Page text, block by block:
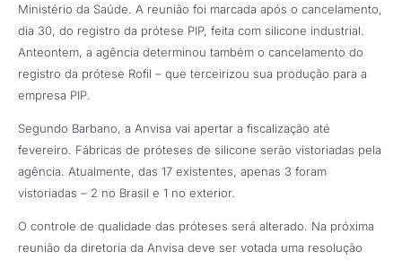
Ministério da Saúde. A reunião foi marcada após o cancelamento,
dia 30, do registro da prótese PIP, feita com silicone industrial.
Anteontem, a agência determinou também o cancelamento do
registro da prótese Rofil – que terceirizou sua produção para a
empresa PIP.
Segundo Barbano, a Anvisa vai apertar a fiscalização até
fevereiro. Fábricas de próteses de silicone serão vistoriadas pela
agência. Atualmente, das 17 existentes, apenas 3 foram
vistoriadas – 2 no Brasil e 1 no exterior.
O controle de qualidade das próteses será alterado. Na próxima
reunião da diretoria da Anvisa deve ser votada uma resolução